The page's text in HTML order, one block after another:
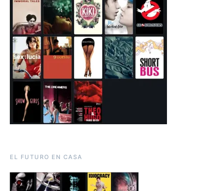
EL FUTURO EN CASA